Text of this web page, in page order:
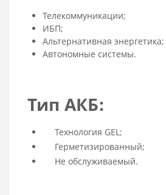
Телекоммуникации;
ИБП;
Альтернативная энергетика;
Автономные системы.
Тип АКБ:
Технология GEL;
Герметизированный;
Не обслуживаемый.